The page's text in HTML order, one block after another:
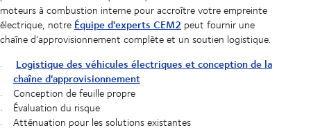
moteurs à combustion interne pour accroître votre empreinte
électrique, notre Équipe d'experts CEM2 peut fournir une
chaîne d’approvisionnement complète et un soutien logistique.
Logistique des véhicules électriques et conception de la
chaîne d'approvisionnement
Conception de feuille propre
Évaluation du risque
Atténuation pour les solutions existantes